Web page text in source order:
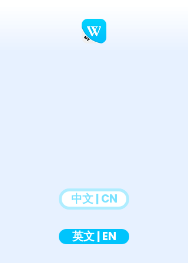
中文 | CN
英文 | EN